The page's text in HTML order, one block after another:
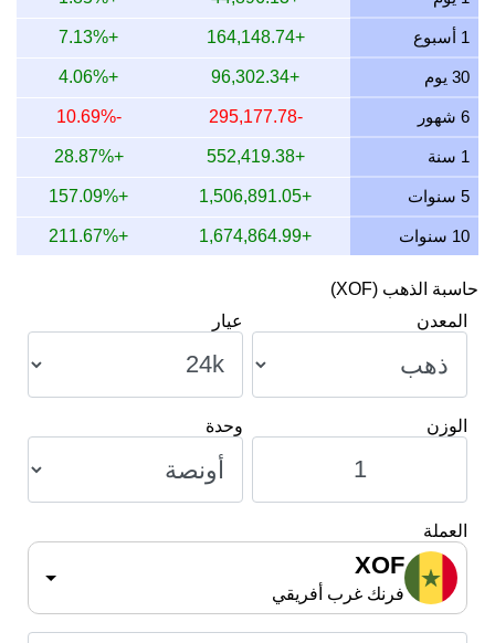
14 يوليو 2026 777,302.17
24,990.26
24,990,264.61
13 يوليو 2026 767,344.82
24,670.14
24,670,136.10
12 يوليو 2026 786,786.91
25,295.20
25,295,199.15
11 يوليو 2026 787,441.68
25,316.25
25,316,250.09
10 يوليو 2026 784,061.56
25,207.58
25,207,579.18
1 أسبوع +164,148.74
+7.13%
30 يوم +96,302.34
+4.06%
6 شهور -295,177.78
-10.69%
1 سنة +552,419.38
+28.87%
5 سنوات +1,506,891.05
+157.09%
10 سنوات +1,674,864.99
+211.67%
حاسبة الذهب (XOF)
المعدن
عيار
الوزن وحدة
العملة
XOF
فرنك غرب أفريقي